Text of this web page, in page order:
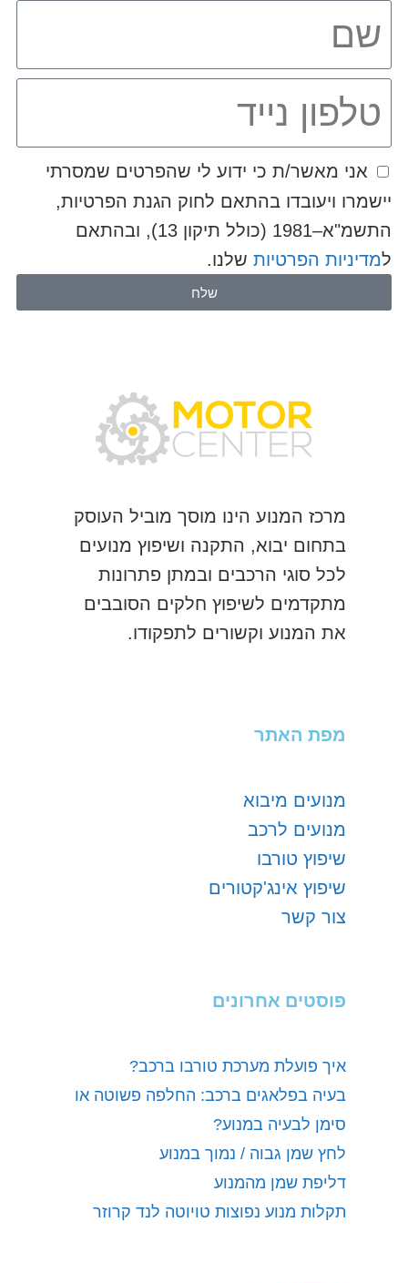
אני מאשר/ת כי ידוע לי שהפרטים שמסרתי
יישמרו ויעובדו בהתאם לחוק הגנת הפרטיות,
התשמ"א–1981 (כולל תיקון 13), ובהתאם
למדיניות הפרטיותשלנו.
שלח
מרכז המנוע הינו מוסך מוביל העוסק
בתחום יבוא, התקנה ושיפוץ מנועים
לכל סוגי הרכבים ובמתן פתרונות
מתקדמים לשיפוץ חלקים הסובבים
את המנוע וקשורים לתפקודו.
מפת האתר
מנועים מיבוא
מנועים לרכב
שיפוץ טורבו
שיפוץ אינג'קטורים
צור קשר
פוסטים אחרונים
איך פועלת מערכת טורבו ברכב?
בעיה בפלאגים ברכב: החלפה פשוטה או
סימן לבעיה במנוע?
לחץ שמן גבוה / נמוך במנוע
דליפת שמן מהמנוע
תקלות מנוע נפוצות טויוטה לנד קרוזר